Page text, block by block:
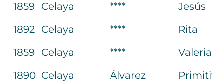
1859 Celaya ****
Jesús
1892 Celaya ****
Rita
1859 Celaya ****
1890 Celaya Álvarez